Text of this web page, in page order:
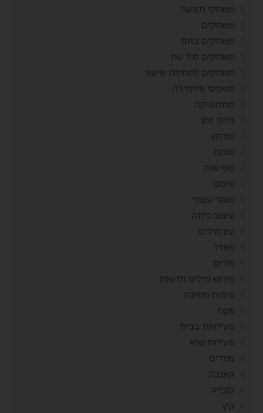
משחקי תנועה
משחקים
משחקים בזום
משחקים לכל עת
משחקים לתחילת שיעור
משפטי פירמידה
מתמטיקה
ניהול זמן
סודוקו
סוכות
סוף שנה
סיכום
סנגור עצמי
עיצוב כיתה
ענן מילים
פאזל
פורים
פירוש מילים חדשות
פיתוח חשיבה
פסח
פעילויות בבית
פעילות שיא
צמדים
קאנבה
קובייה
קיץ